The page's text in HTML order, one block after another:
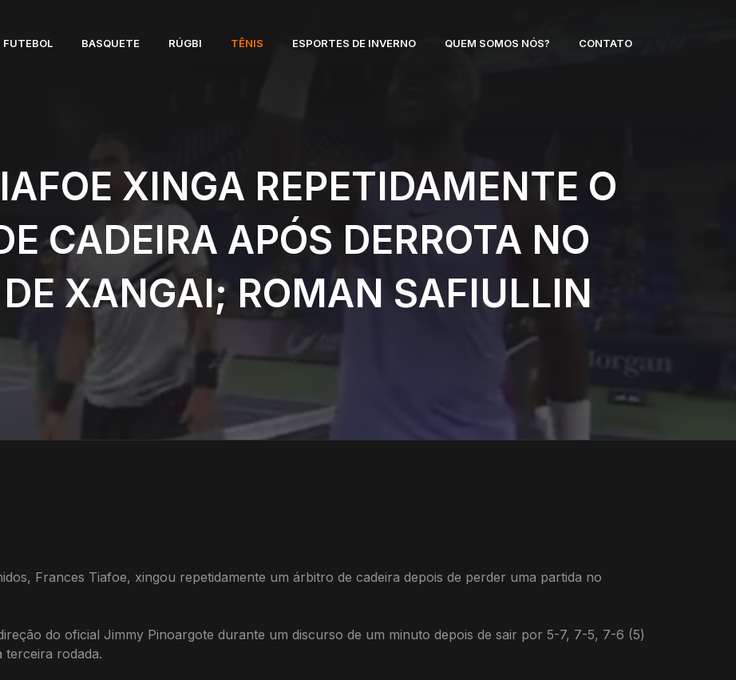
FUTEBOL BASQUETE RÚGBI TÊNIS ESPORTES DE INVERNO QUEM SOMOS NÓS? CONTATO
XINGA REPETIDAMENTE O
CADEIRA APÓS DERROTA NO
XANGAI; ROMAN SAFIULLIN
Frances Tiafoe, xingou repetidamente um árbitro de cadeira depois de perder uma partida no
do oficial Jimmy Pinoargote durante um discurso de um minuto depois de sair por 5-7, 7-5, 7-6 (5)
terceira rodada.